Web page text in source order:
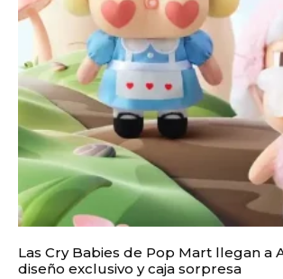
Las Cry Babies de Pop Mart llegan a
diseño exclusivo y caja sorpresa